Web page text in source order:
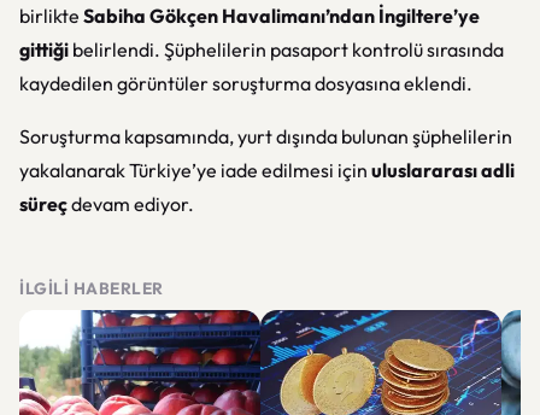
birlikte Sabiha Gökçen Havalimanı’ndan İngiltere’ye
gittiği belirlendi. Şüphelilerin pasaport kontrolü sırasında
kaydedilen görüntüler soruşturma dosyasına eklendi.
Soruşturma kapsamında, yurt dışında bulunan şüphelilerin
yakalanarak Türkiye’ye iade edilmesi için uluslararası adli
süreçdevam ediyor.
İLGILI HABERLER